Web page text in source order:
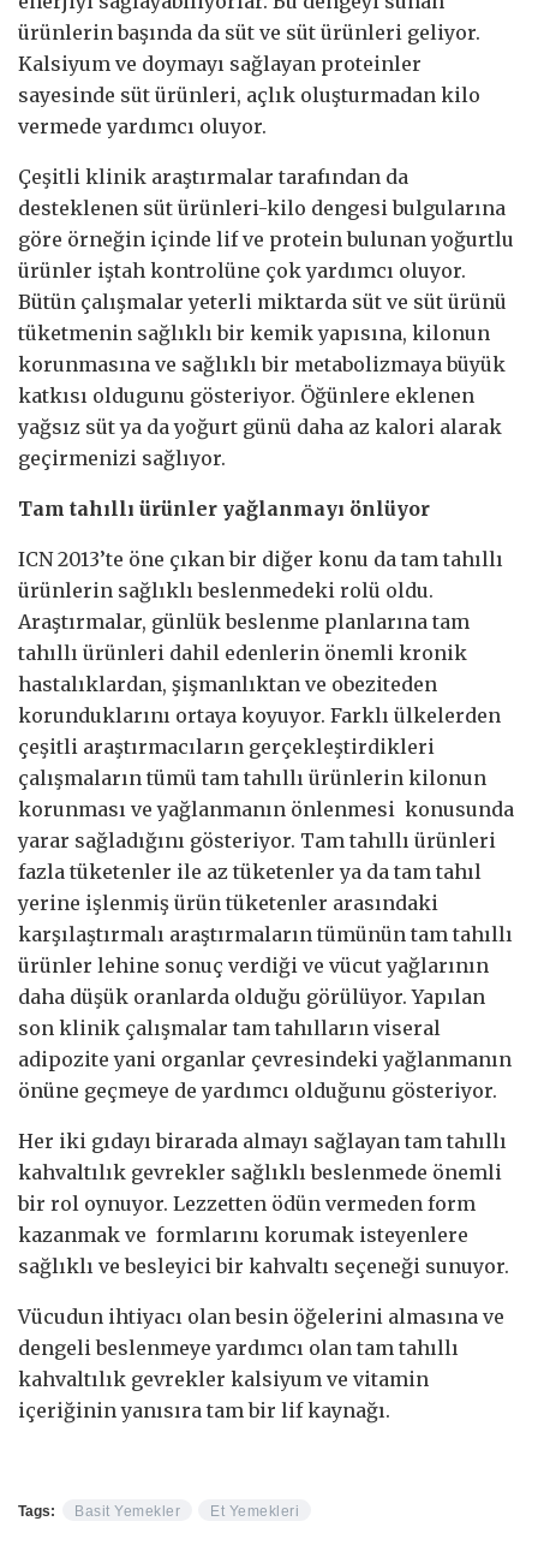
ürünlerin başında da süt ve süt ürünleri geliyor.
Kalsiyum ve doymayı sağlayan proteinler
sayesinde süt ürünleri, açlık oluşturmadan kilo
vermede yardımcı oluyor.
Çeşitli klinik araştırmalar tarafından da
desteklenen süt ürünleri-kilo dengesi bulgularına
göre örneğin içinde lif ve protein bulunan yoğurtlu
ürünler iştah kontrolüne çok yardımcı oluyor.
Bütün çalışmalar yeterli miktarda süt ve süt ürünü
tüketmenin sağlıklı bir kemik yapısına, kilonun
korunmasına ve sağlıklı bir metabolizmaya büyük
katkısı oldugunu gösteriyor. Öğünlere eklenen
yağsız süt ya da yoğurt günü daha az kalori alarak
geçirmenizi sağlıyor.
Tam tahıllı ürünler yağlanmayı önlüyor
ICN 2013’te öne çıkan bir diğer konu da tam tahıllı
ürünlerin sağlıklı beslenmedeki rolü oldu.
Araştırmalar, günlük beslenme planlarına tam
tahıllı ürünleri dahil edenlerin önemli kronik
hastalıklardan, şişmanlıktan ve obeziteden
korunduklarını ortaya koyuyor. Farklı ülkelerden
çeşitli araştırmacıların gerçekleştirdikleri
çalışmaların tümü tam tahıllı ürünlerin kilonun
korunması ve yağlanmanın önlenmesi konusunda
yarar sağladığını gösteriyor. Tam tahıllı ürünleri
fazla tüketenler ile az tüketenler ya da tam tahıl
yerine işlenmiş ürün tüketenler arasındaki
karşılaştırmalı araştırmaların tümünün tam tahıllı
ürünler lehine sonuç verdiği ve vücut yağlarının
daha düşük oranlarda olduğu görülüyor. Yapılan
son klinik çalışmalar tam tahılların viseral
adipozite yani organlar çevresindeki yağlanmanın
önüne geçmeye de yardımcı olduğunu gösteriyor.
Her iki gıdayı birarada almayı sağlayan tam tahıllı
kahvaltılık gevrekler sağlıklı beslenmede önemli
bir rol oynuyor. Lezzetten ödün vermeden form
kazanmak ve formlarını korumak isteyenlere
sağlıklı ve besleyici bir kahvaltı seçeneği sunuyor.
Vücudun ihtiyacı olan besin öğelerini almasına ve
dengeli beslenmeye yardımcı olan tam tahıllı
kahvaltılık gevrekler kalsiyum ve vitamin
içeriğinin yanısıra tam bir lif kaynağı.
Tags: Basit Yemekler Et Yemekleri